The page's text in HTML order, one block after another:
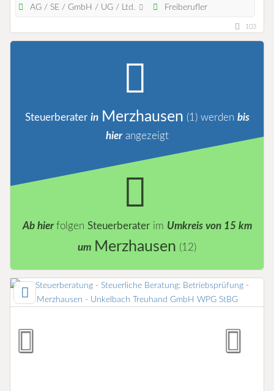
AG / SE / GmbH / UG / Ltd.
Freiberufler
103
Steuerberater in Merzhausen (1)werden bis
hierangezeigt
Ab hierfolgen Steuerberaterim Umkreis von 15 km
um Merzhausen (12)